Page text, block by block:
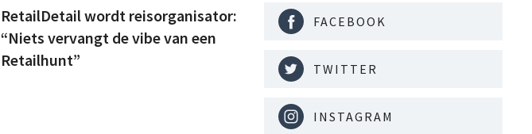
RetailDetail wordt reisorganisator:
“Niets vervangt de vibe van een
Retailhunt”
FACEBOOK
TWITTER
INSTAGRAM